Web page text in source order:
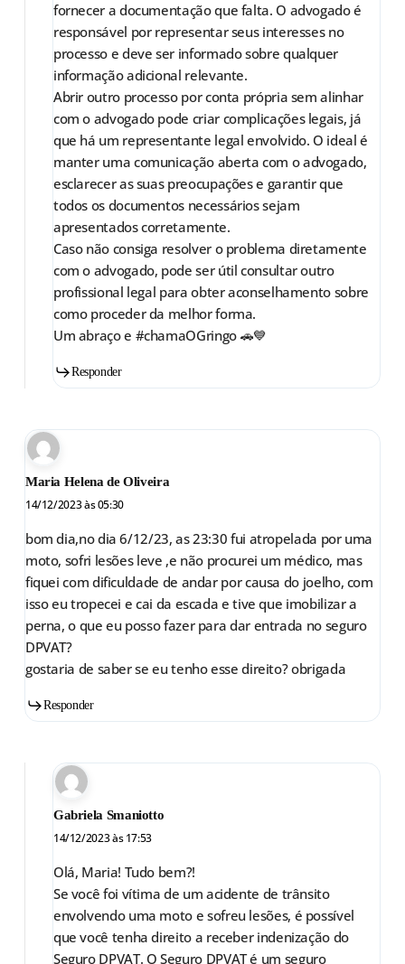
fornecer a documentação que falta. O advogado é
responsável por representar seus interesses no
processo e deve ser informado sobre qualquer
informação adicional relevante.
Abrir outro processo por conta própria sem alinhar
com o advogado pode criar complicações legais, já
que há um representante legal envolvido. O ideal é
manter uma comunicação aberta com o advogado,
esclarecer as suas preocupações e garantir que
todos os documentos necessários sejam
apresentados corretamente.
Caso não consiga resolver o problema diretamente
com o advogado, pode ser útil consultar outro
profissional legal para obter aconselhamento sobre
como proceder da melhor forma.
Um abraço e #chamaOGringo 🚗💙
Responder
Maria Helena de Oliveira
14/12/2023 às 05:30
bom dia,no dia 6/12/23, as 23:30 fui atropelada por uma
moto, sofri lesões leve ,e não procurei um médico, mas
fiquei com dificuldade de andar por causa do joelho, com
isso eu tropecei e cai da escada e tive que imobilizar a
perna, o que eu posso fazer para dar entrada no seguro
DPVAT?
gostaria de saber se eu tenho esse direito? obrigada
Responder
Gabriela Smaniotto
14/12/2023 às 17:53
Olá, Maria! Tudo bem?!
Se você foi vítima de um acidente de trânsito
envolvendo uma moto e sofreu lesões, é possível
que você tenha direito a receber indenização do
Seguro DPVAT. O Seguro DPVAT é um seguro